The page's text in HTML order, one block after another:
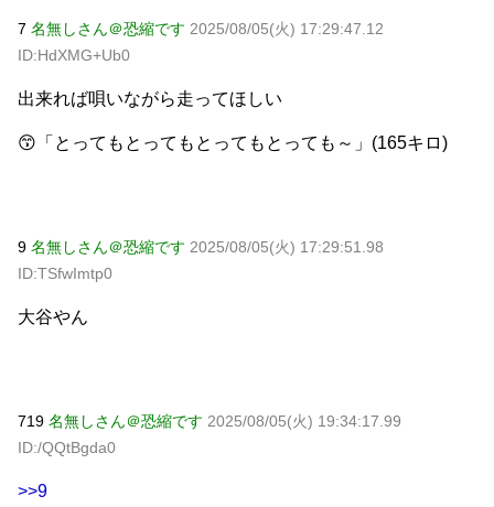
7 名無しさん＠恐縮です 2025/08/05(火) 17:29:47.12
ID:HdXMG+Ub0
出来れば唄いながら走ってほしい
😙「とってもとってもとってもとっても～」(165キロ)
9 名無しさん＠恐縮です 2025/08/05(火) 17:29:51.98
ID:TSfwImtp0
大谷やん
719 名無しさん＠恐縮です 2025/08/05(火) 19:34:17.99
ID:/QQtBgda0
>>9